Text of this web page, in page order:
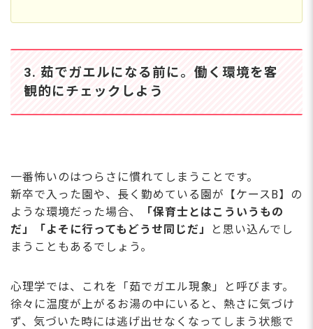
3. 茹でガエルになる前に。働く環境を客
観的にチェックしよう
一番怖いのはつらさに慣れてしまうことです。
新卒で入った園や、長く勤めている園が【ケースB】の
ような環境だった場合、
「保育士とはこういうもの
だ」「よそに行ってもどうせ同じだ」
と思い込んでし
まうこともあるでしょう。
心理学では、これを「茹でガエル現象」と呼びます。
徐々に温度が上がるお湯の中にいると、熱さに気づけ
ず、気づいた時には逃げ出せなくなってしまう状態で